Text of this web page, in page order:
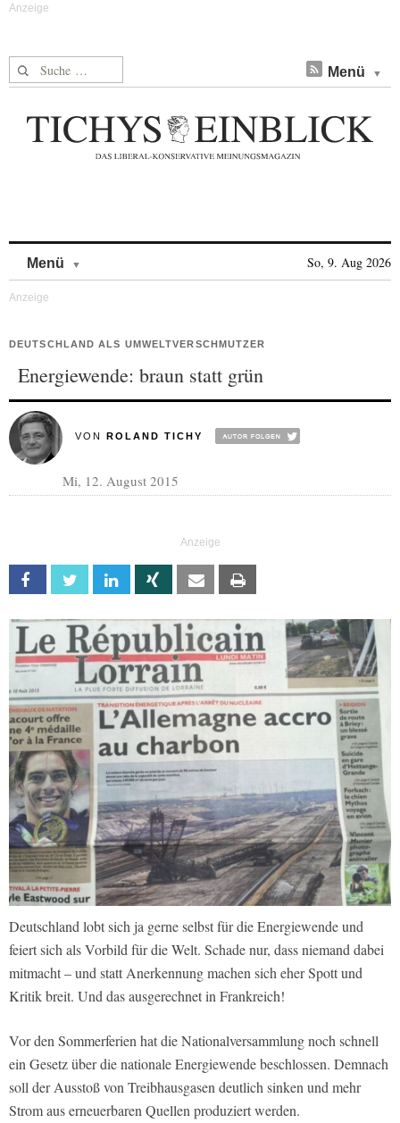
Suche nach: Menü
Menü So, 9. Aug 2026
DEUTSCHLAND ALS UMWELTVERSCHMUTZER
Energiewende: braun statt grün
VON ROLAND TICHY
Mi, 12. August 2015
Facebook Twitter Linkedin Xing Email
Deutschland lobt sich ja gerne selbst für die Energiewende und
feiert sich als Vorbild für die Welt. Schade nur, dass niemand dabei
mitmacht – und statt Anerkennung machen sich eher Spott und
Kritik breit. Und das ausgerechnet in Frankreich!
Vor den Sommerferien hat die Nationalversammlung noch schnell
ein Gesetz über die nationale Energiewende beschlossen. Demnach
soll der Ausstoß von Treibhausgasen deutlich sinken und mehr
Strom aus erneuerbaren Quellen produziert werden.